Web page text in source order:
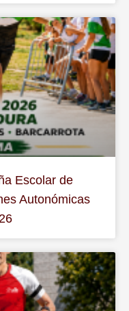
Escolar de
Autonómicas